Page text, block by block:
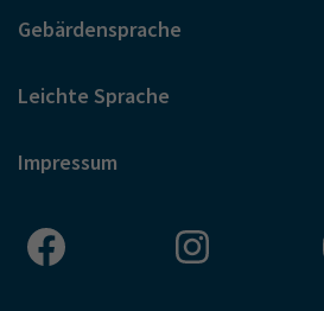
Gebärdensprache
Leichte Sprache
Impressum